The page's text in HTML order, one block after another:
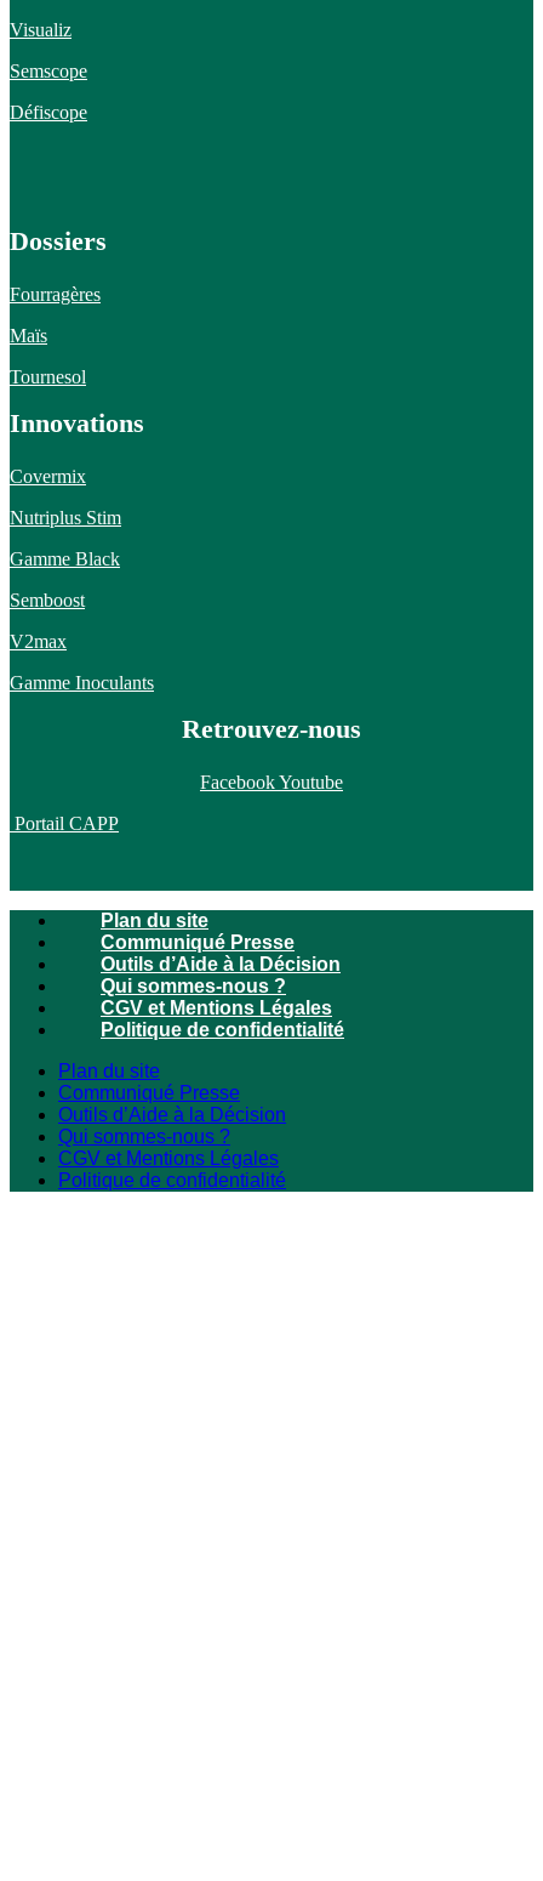
Visualiz
Semscope
Défiscope
Dossiers
Fourragères
Maïs
Tournesol
Innovations
Covermix
Nutriplus Stim
Gamme Black
Semboost
V2max
Gamme Inoculants
Retrouvez-nous
FacebookYoutube
Portail CAPP
Plan du site
Communiqué Presse
Outils d’Aide à la Décision
Qui sommes-nous ?
CGV et Mentions Légales
Politique de confidentialité
Plan du site
Communiqué Presse
Outils d’Aide à la Décision
Qui sommes-nous ?
CGV et Mentions Légales
Politique de confidentialité